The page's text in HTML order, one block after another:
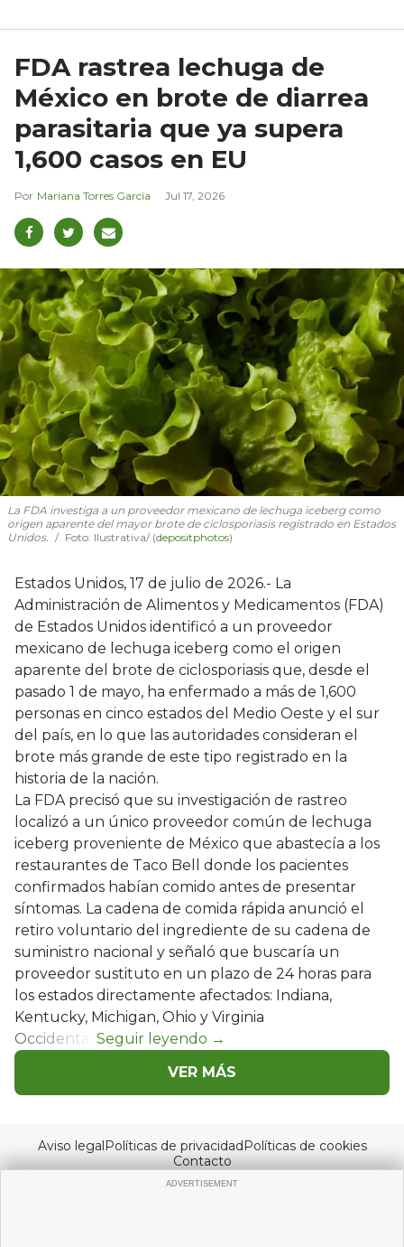
FDA rastrea lechuga de
México en brote de diarrea
parasitaria que ya supera
1,600 casos en EU
Mariana Torres García Jul 17, 2026
La FDA investiga a un proveedor mexicano de lechuga iceberg como
origen aparente del mayor brote de ciclosporiasis registrado en Estados
Unidos.
Foto: Ilustrativa/ (depositphotos)
Estados Unidos, 17 de julio de 2026.- La
Administración de Alimentos y Medicamentos (FDA)
de Estados Unidos identificó a un proveedor
mexicano de lechuga iceberg como el origen
aparente del brote de ciclosporiasis que, desde el
pasado 1 de mayo, ha enfermado a más de 1,600
personas en cinco estados del Medio Oeste y el sur
del país, en lo que las autoridades consideran el
brote más grande de este tipo registrado en la
historia de la nación.
La FDA precisó que su investigación de rastreo
localizó a un único proveedor común de lechuga
iceberg proveniente de México que abastecía a los
restaurantes de Taco Bell donde los pacientes
confirmados habían comido antes de presentar
síntomas. La cadena de comida rápida anunció el
retiro voluntario del ingrediente de su cadena de
suministro nacional y señaló que buscaría un
proveedor sustituto en un plazo de 24 horas para
los estados directamente afectados: Indiana,
Kentucky, Michigan, Ohio y Virginia
Occidental.
VER MÁS
Aviso legalPolíticas de privacidadPolíticas de cookies
Contacto